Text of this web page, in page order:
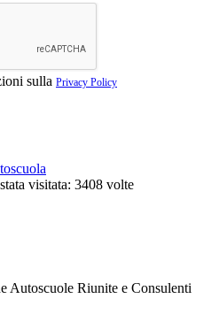
sulla Privacy Policy
visitata: 3408 volte
Autoscuole Riunite e Consulenti